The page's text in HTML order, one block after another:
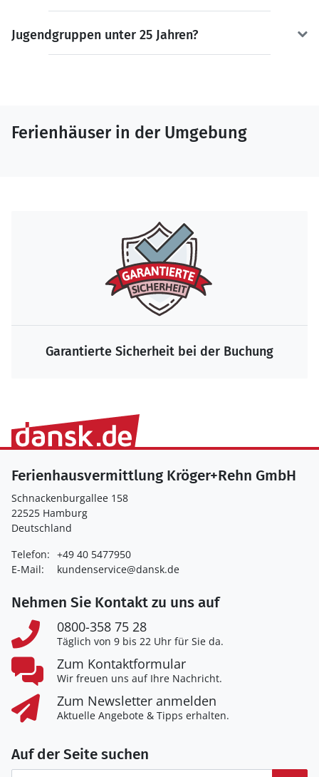
Jugendgruppen unter 25 Jahren?
Ferienhäuser in der Umgebung
Garantierte Sicherheit bei der Buchung
Ferienhausvermittlung Kröger+Rehn GmbH
Schnackenburgallee 158
22525 Hamburg
Deutschland
Telefon: +49 40 5477950
E-Mail:
kundenservice@dansk.de
Nehmen Sie Kontakt zu uns auf
0800-358 75 28
Täglich von 9 bis 22 Uhr für Sie da.
Zum Kontaktformular
Wir freuen uns auf Ihre Nachricht.
Zum Newsletter anmelden
Aktuelle Angebote & Tipps erhalten.
Auf der Seite suchen